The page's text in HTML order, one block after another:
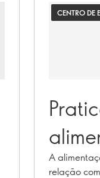
CENTRO DE
para
A
relação